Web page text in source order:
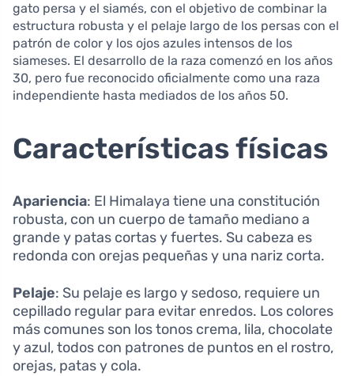
gato persa y el siamés, con el objetivo de combinar la
estructura robusta y el pelaje largo de los persas con el
patrón de color y los ojos azules intensos de los
siameses. El desarrollo de la raza comenzó en los años
30, pero fue reconocido oficialmente como una raza
independiente hasta mediados de los años 50.
Características físicas
Apariencia: El Himalaya tiene una constitución
robusta, con un cuerpo de tamaño mediano a
grande y patas cortas y fuertes. Su cabeza es
redonda con orejas pequeñas y una nariz corta.
Pelaje: Su pelaje es largo y sedoso, requiere un
cepillado regular para evitar enredos. Los colores
más comunes son los tonos crema, lila, chocolate
y azul, todos con patrones de puntos en el rostro,
orejas, patas y cola.